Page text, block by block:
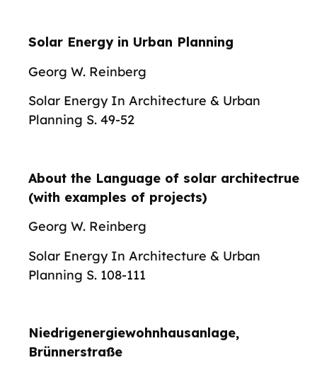
Solar Energy in Urban Planning
Georg W. Reinberg
Solar Energy In Architecture & Urban
Planning S. 49-52
About the Language of solar architectrue
(with examples of projects)
Georg W. Reinberg
Solar Energy In Architecture & Urban
Planning S. 108-111
Niedrigenergiewohnhausanlage,
Brünnerstraße